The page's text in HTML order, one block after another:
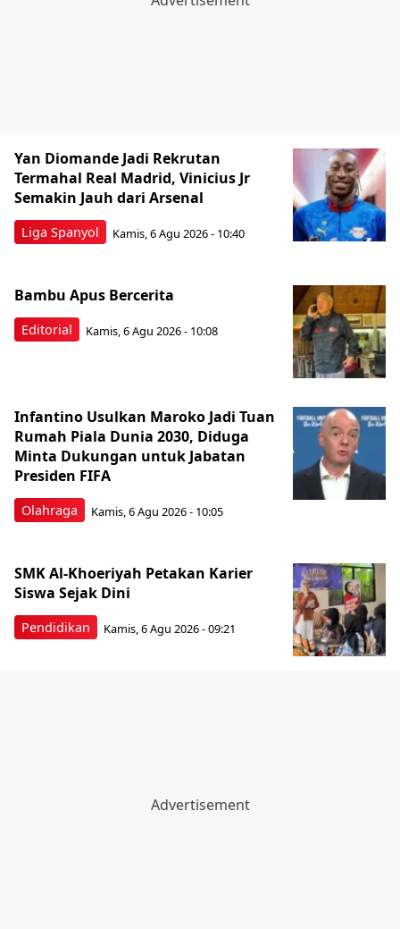
Liga Spanyol
Yan Diomande Jadi Rekrutan
Termahal Real Madrid, Vinicius Jr
Semakin Jauh dari Arsenal
Kamis, 6 Agu 2026 - 10:40
Editorial
Bambu Apus Bercerita
Kamis, 6 Agu 2026 - 10:08
Olahraga
Infantino Usulkan Maroko Jadi Tuan
Rumah Piala Dunia 2030, Diduga
Minta Dukungan untuk Jabatan
Presiden FIFA
Kamis, 6 Agu 2026 - 10:05
Pendidikan
SMK Al-Khoeriyah Petakan Karier
Siswa Sejak Dini
Kamis, 6 Agu 2026 - 09:21